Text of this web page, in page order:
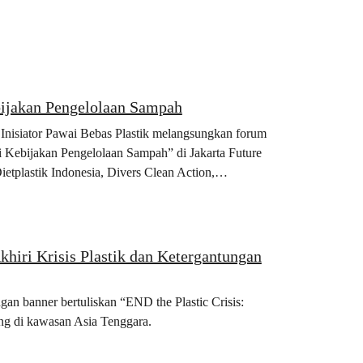
Pengelolaan Sampah
Pawai Bebas Plastik melangsungkan forum
Pengelolaan Sampah” di Jakarta Future
Indonesia, Divers Clean Action,
Krisis Plastik dan Ketergantungan
banner bertuliskan “END the Plastic Crisis:
di kawasan Asia Tenggara.